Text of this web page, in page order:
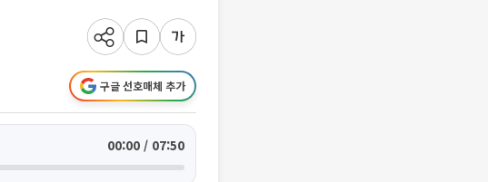
구글 선호매체 추가
00:00 / 07:50